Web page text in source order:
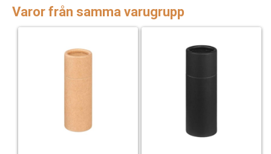
Varor från samma varugrupp